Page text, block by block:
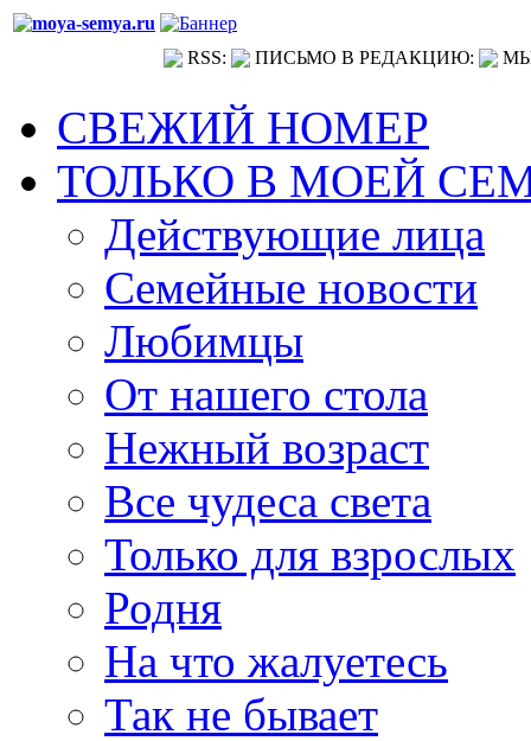
RSS: ПИСЬМО В РЕДАКЦИЮ:
СВЕЖИЙ НОМЕР
ТОЛЬКО В МОЕЙ
Действующие лица
Семейные новости
Любимцы
От нашего стола
Нежный возраст
Все чудеса света
Только для взрослых
Родня
На что жалуетесь
Так не бывает